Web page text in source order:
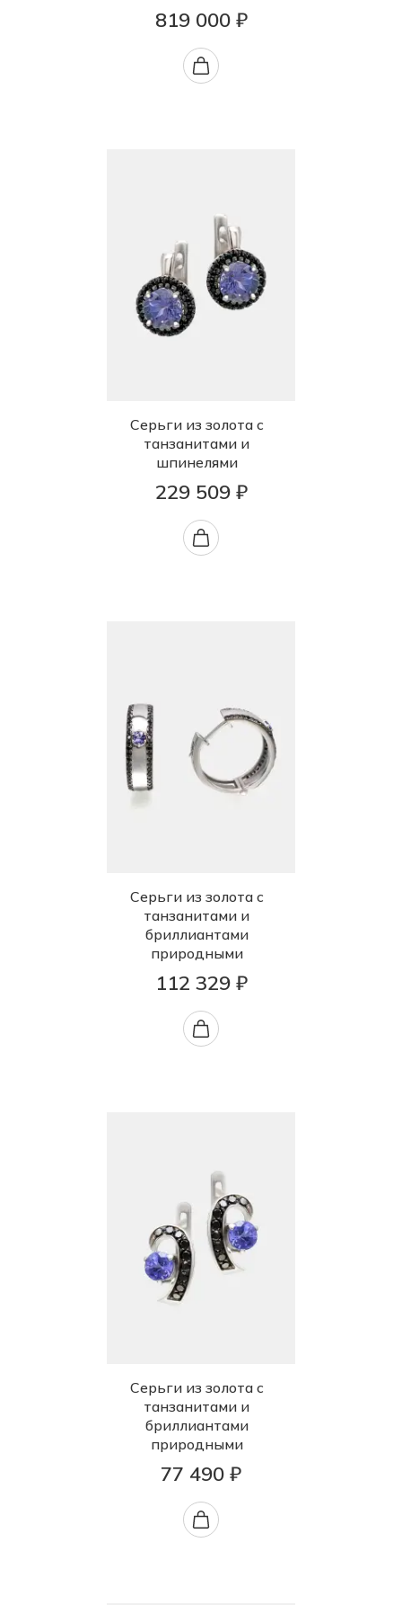
819 000 ₽
Серьги из золота с
танзанитами и
шпинелями
229 509 ₽
Серьги из золота с
танзанитами и
бриллиантами
природными
112 329 ₽
Серьги из золота с
танзанитами и
бриллиантами
природными
77 490 ₽